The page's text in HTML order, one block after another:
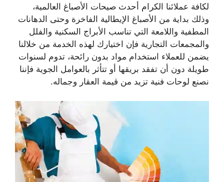
لكافة عملائنا الكرام أحدث صيحات الأصباغ العالمية،
وذلك بداية من الأصباغ الإيطالية الفاخرة وحتى الدهانات
المطفية واللامعة التي تناسب الأبراج السكنية والفلل
والمجمعات التجارية ف​إن اختيارك لهذه الخدمة من خلالنا
يضمن للعملاء استخدام مواد بدون رائحة، تدوم لسنوات
طويلة دون أن تفقد بريقها أو تتأثر بالعوامل الجوية فإننا
نصنع لوحات فنية تزيد من قيمة العقار وجماله.